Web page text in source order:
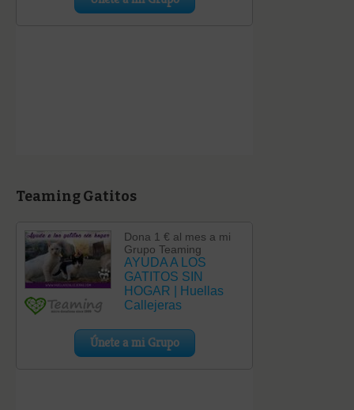
Teaming Gatitos